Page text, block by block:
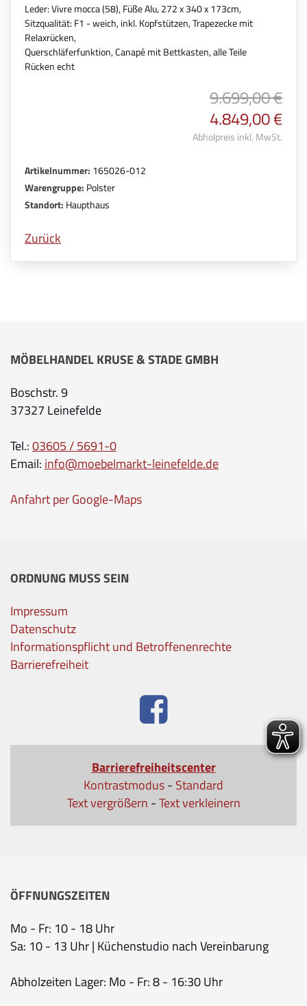
Leder: Vivre mocca (58), Füße Alu, 272 x 340 x 173cm,
Sitzqualität: F1 - weich, inkl. Kopfstützen, Trapezecke mit
Relaxrücken,
Querschläferfunktion, Canapé mit Bettkasten, alle Teile
Rücken echt
9.699,00 €
4.849,00 €
Abholpreis inkl. MwSt.
Artikelnummer: 165026-012
Warengruppe: Polster
Standort: Haupthaus
Zurück
MÖBELHANDEL KRUSE & STADE GMBH
Boschstr. 9
37327 Leinefelde
Tel.:03605 / 5691-0
Email: info@moebelmarkt-leinefelde.de
Anfahrt per Google-Maps
ORDNUNG MUSS SEIN
Impressum
Datenschutz
Informationspflicht und Betroffenenrechte
Barrierefreiheit
Barrierefreiheitscenter
Kontrastmodus- Standard
Text vergrößern -Text verkleinern
ÖFFNUNGSZEITEN
Mo - Fr: 10 - 18 Uhr
Sa: 10 - 13 Uhr | Küchenstudio nach Vereinbarung
Abholzeiten Lager: Mo - Fr: 8 - 16:30 Uhr